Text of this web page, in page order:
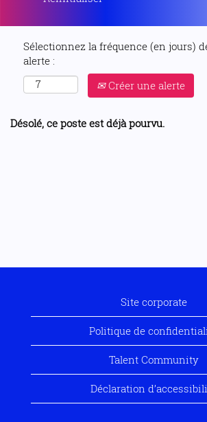
Sélectionnez la fréquence (en jours)
alerte :
Créer une alerte
Désolé, ce poste est déjà pourvu.
Site corporate
Politique de
Talent Community
Déclaration